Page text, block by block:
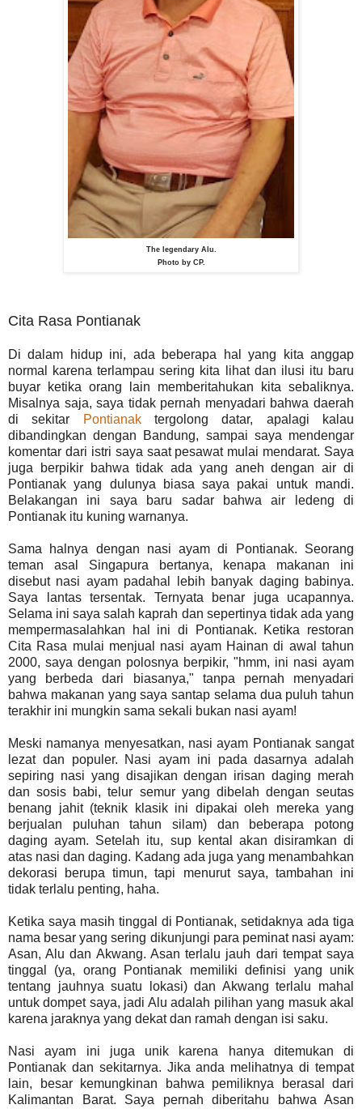
The legendary Alu.
Photo by CP.
Cita Rasa Pontianak
Di dalam hidup ini, ada beberapa hal yang kita anggap
normal karena terlampau sering kita lihat dan ilusi itu baru
buyar ketika orang lain memberitahukan kita sebaliknya.
Misalnya saja, saya tidak pernah menyadari bahwa daerah
di sekitar
Pontianaktergolong datar, apalagi kalau
dibandingkan dengan Bandung, sampai saya mendengar
komentar dari istri saya saat pesawat mulai mendarat. Saya
juga berpikir bahwa tidak ada yang aneh dengan air di
Pontianak yang dulunya biasa saya pakai untuk mandi.
Belakangan ini saya baru sadar bahwa air ledeng di
Pontianak itu kuning warnanya.
Sama halnya dengan nasi ayam di Pontianak. Seorang
teman asal Singapura bertanya, kenapa makanan ini
disebut nasi ayam padahal lebih banyak daging babinya.
Saya lantas tersentak. Ternyata benar juga ucapannya.
Selama ini saya salah kaprah dan sepertinya tidak ada yang
mempermasalahkan hal ini di Pontianak. Ketika restoran
Cita Rasa mulai menjual nasi ayam Hainan di awal tahun
2000, saya dengan polosnya berpikir, "hmm, ini nasi ayam
yang berbeda dari biasanya," tanpa pernah menyadari
bahwa makanan yang saya santap selama dua puluh tahun
terakhir ini mungkin sama sekali bukan nasi ayam!
Meski namanya menyesatkan, nasi ayam Pontianak sangat
lezat dan populer. Nasi ayam ini pada dasarnya adalah
sepiring nasi yang disajikan dengan irisan daging merah
dan sosis babi, telur semur yang dibelah dengan seutas
benang jahit (teknik klasik ini dipakai oleh mereka yang
berjualan puluhan tahun silam) dan beberapa potong
daging ayam. Setelah itu, sup kental akan disiramkan di
atas nasi dan daging. Kadang ada juga yang menambahkan
dekorasi berupa timun, tapi menurut saya, tambahan ini
tidak terlalu penting, haha.
Ketika saya masih tinggal di Pontianak, setidaknya ada tiga
nama besar yang sering dikunjungi para peminat nasi ayam:
Asan, Alu dan Akwang. Asan terlalu jauh dari tempat saya
tinggal (ya, orang Pontianak memiliki definisi yang unik
tentang jauhnya suatu lokasi) dan Akwang terlalu mahal
untuk dompet saya, jadi Alu adalah pilihan yang masuk akal
karena jaraknya yang dekat dan ramah dengan isi saku.
Nasi ayam ini juga unik karena hanya ditemukan di
Pontianak dan sekitarnya. Jika anda melihatnya di tempat
lain, besar kemungkinan bahwa pemiliknya berasal dari
Kalimantan Barat. Saya pernah diberitahu bahwa Asan